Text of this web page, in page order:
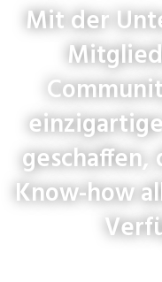
Mit der
geschaffen,
Know-how